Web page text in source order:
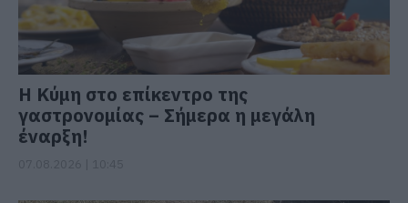
Η Κύμη στο επίκεντρο της
γαστρονομίας – Σήμερα η μεγάλη
έναρξη!